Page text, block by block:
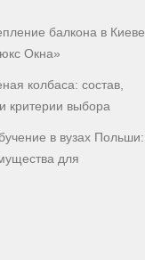
балкона в Киеве
Окна»
колбаса: состав,
критерии выбора
в вузах Польши:
для